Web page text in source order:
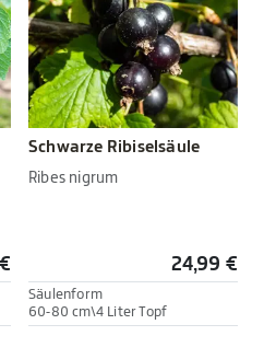
Schwarze Ribiselsäule
Ribes nigrum
24,99 €
Säulenform
60-80 cm\4 Liter Topf